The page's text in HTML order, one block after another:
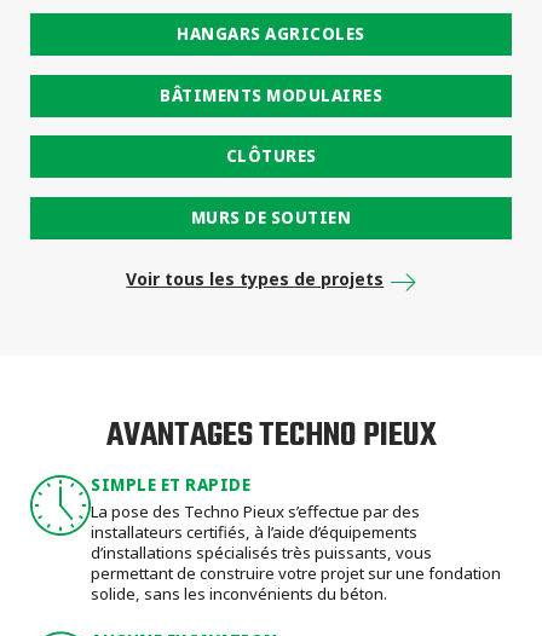
HANGARS AGRICOLES
BÂTIMENTS MODULAIRES
CLÔTURES
MURS DE SOUTIEN
Voir tous les types de projets
AVANTAGES TECHNO PIEUX
SIMPLE ET RAPIDE
La pose des Techno Pieux s’effectue par des
installateurs certifiés, à l’aide d’équipements
d’installations spécialisés très puissants, vous
permettant de construire votre projet sur une fondation
solide, sans les inconvénients du béton.